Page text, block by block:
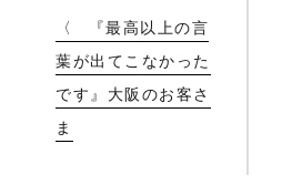
『最高以上の言
葉が出てこなかった
です』大阪のお客さ
ま